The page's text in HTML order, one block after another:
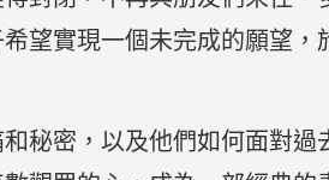
望實現一個未完成的願望，
秘密，以及他們如何面對過